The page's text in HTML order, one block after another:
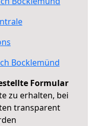
Bocklemünd
Formular
zu erhalten, bei
transparent